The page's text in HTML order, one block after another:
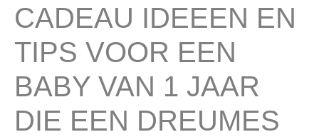
CADEAU IDEEEN EN
TIPS VOOR EEN
BABY VAN 1 JAAR
DIE EEN DREUMES